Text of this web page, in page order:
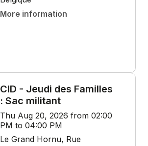
More information
CID - Jeudi des Familles
: Sac militant
Thu Aug 20, 2026 from 02:00
PM to 04:00 PM
Le Grand Hornu, Rue